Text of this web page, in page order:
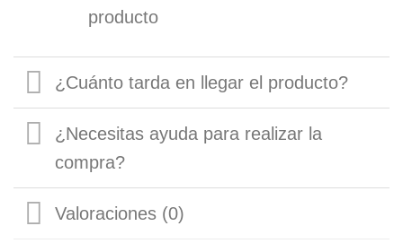
producto
¿Cuánto tarda en llegar el producto?
¿Necesitas ayuda para realizar la
compra?
Valoraciones (0)